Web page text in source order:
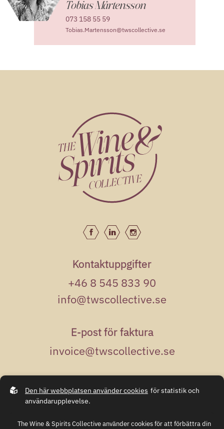
Tobias Mårtensson
073 158 55 59
Tobias.Martensson@twscollective.se
Kontaktuppgifter
+46 8 545 833 90
info@twscollective.se
E-post för faktura
invoice@twscollective.se
Kungsgatan 50
111 35 Stockholm
Den här webbplatsen använder cookies för statistik och
användarupplevelse.
The Wine & Spirits Collective använder cookies för att förbättra din